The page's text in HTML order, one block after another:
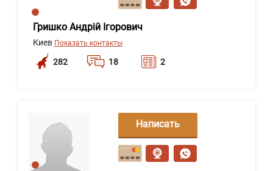
Гришко Андрій Ігорович
Киев Показать контакты
282 18 2
Написать
сообщение